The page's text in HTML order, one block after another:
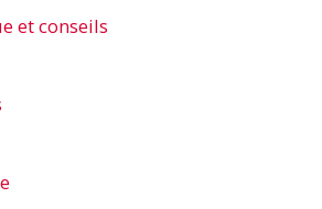
et conseils